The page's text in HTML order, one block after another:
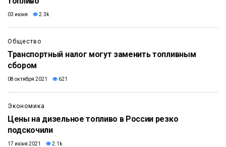
03 июня 2.3k
Общество
Транспортный налог могут заменить топливным
сбором
08 октября 2021 621
Экономика
Цены на дизельное топливо в России резко
подскочили
17 июня 2021 2.1k